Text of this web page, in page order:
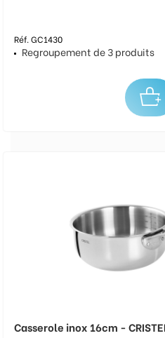
Réf. GC1430
Regroupement de 3 produits
Casserole inox 16cm -